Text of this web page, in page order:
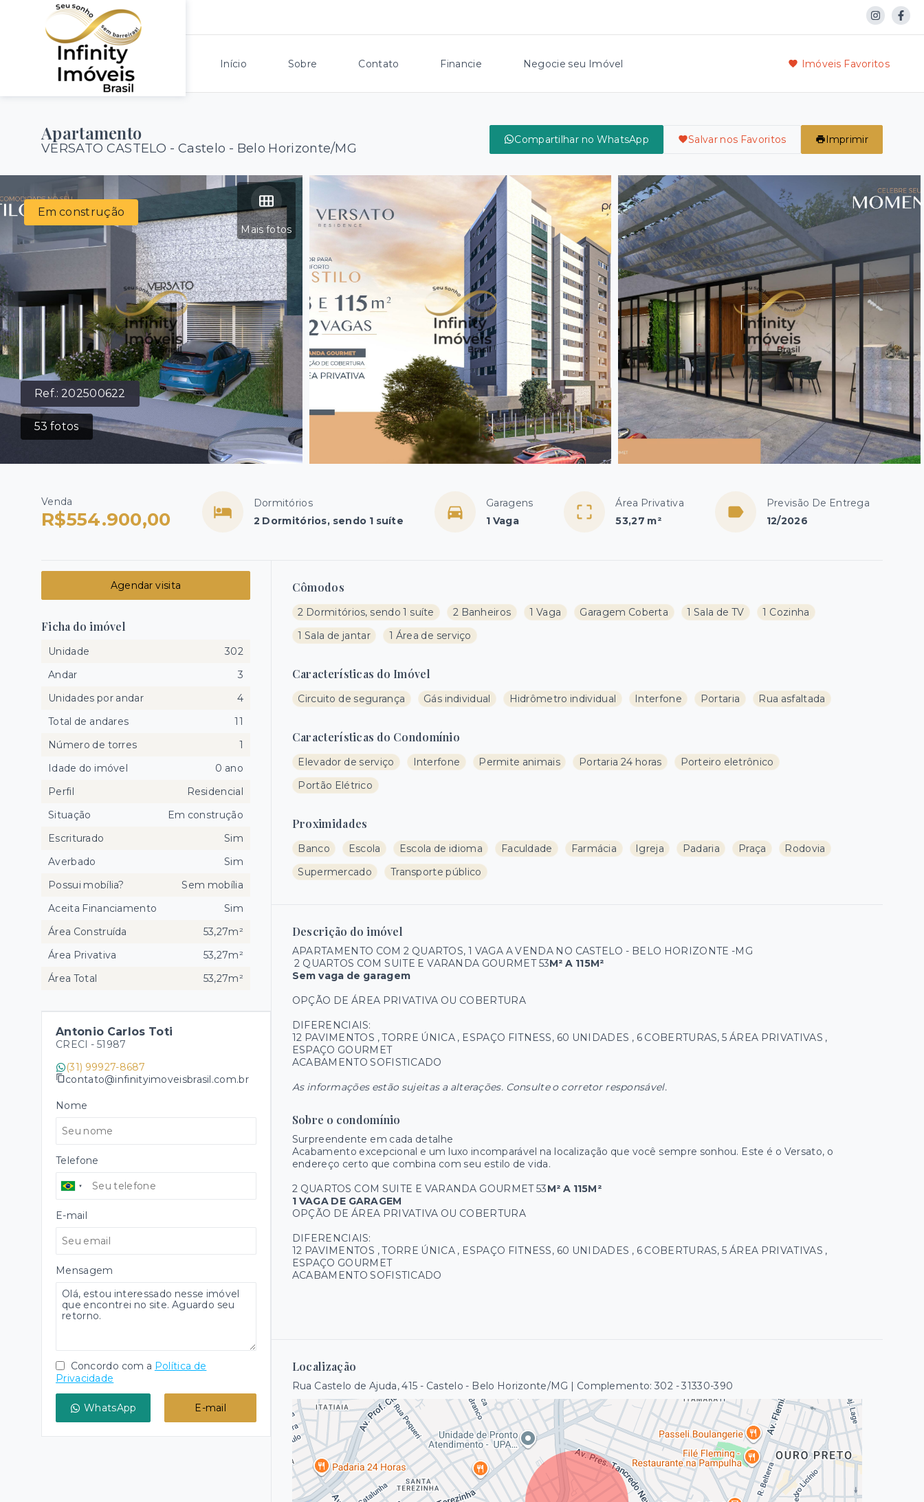
Início Sobre Contato Financie Negocie seu Imóvel Imóveis Favoritos
Apartamento
VERSATO CASTELO -Castelo - Belo Horizonte/MG
Compartilhar no WhatsApp Salvar nos Favoritos Imprimir
Ref.: 202500622
53 fotos
Mais fotos
Em construção
Venda
R$554.900,00
Dormitórios
2 Dormitórios, sendo 1 suíte
Garagens
1 Vaga
Área Privativa
53,27 m²
Previsão De Entrega
12/2026
Cômodos
2 Dormitórios, sendo 1 suíte 2 Banheiros 1 Vaga Garagem Coberta 1 Sala de TV
1 Cozinha
1 Sala de jantar
1 Área de serviço
Características do Imóvel
Circuito de segurança Gás individual Hidrômetro individual Interfone Portaria Rua asfaltada
Características do Condomínio
Elevador de serviço Interfone Permite animais Portaria 24 horas
Porteiro eletrônico
Portão Elétrico
Proximidades
Banco Escola Escola de idioma Faculdade Farmácia Igreja Padaria Praça
Rodovia
Supermercado
Transporte público
Descrição do imóvel
APARTAMENTO COM 2 QUARTOS, 1 VAGA A VENDA NO CASTELO - BELO HORIZONTE -MG
2 QUARTOS COM SUITE E VARANDA GOURMET 53M² A 115M²
Sem vaga de garagem
OPÇÃO DE ÁREA PRIVATIVA OU COBERTURA
DIFERENCIAIS:
12 PAVIMENTOS , TORRE ÚNICA , ESPAÇO FITNESS, 60 UNIDADES , 6 COBERTURAS, 5 ÁREA PRIVATIVAS ,
ESPAÇO GOURMET
ACABAMENTO SOFISTICADO
As informações estão sujeitas a alterações. Consulte o corretor responsável.
Sobre o condomínio
Surpreendente em cada detalhe
Acabamento excepcional e um luxo incomparável na localização que você sempre sonhou. Este é o Versato, o
endereço certo que combina com seu estilo de vida.
2 QUARTOS COM SUITE E VARANDA GOURMET 53M² A 115M²
1 VAGA DE GARAGEM
OPÇÃO DE ÁREA PRIVATIVA OU COBERTURA
DIFERENCIAIS:
12 PAVIMENTOS , TORRE ÚNICA , ESPAÇO FITNESS, 60 UNIDADES , 6 COBERTURAS, 5 ÁREA PRIVATIVAS ,
ESPAÇO GOURMET
ACABAMENTO SOFISTICADO
Localização
Rua Castelo de Ajuda, 415 - Castelo - Belo Horizonte/MG | Complemento: 302 - 31330-390
Agendar visita
Ficha do imóvel
Unidade
302
Andar
3
Unidades por andar
4
Total de andares
11
Número de torres
1
Idade do imóvel
0 ano
Perfil
Residencial
Situação
Em construção
Escriturado
Sim
Averbado
Sim
Possui mobília?
Sem mobília
Aceita Financiamento
Sim
Área Construída
53,27m²
Área Privativa
53,27m²
Área Total
53,27m²
Antonio Carlos Toti
CRECI - 51987
(31) 99927-8687
contato@infinityimoveisbrasil.com.br
Nome
Telefone
E-mail
Mensagem
Concordo com a Política de
Privacidade
WhatsApp E-mail